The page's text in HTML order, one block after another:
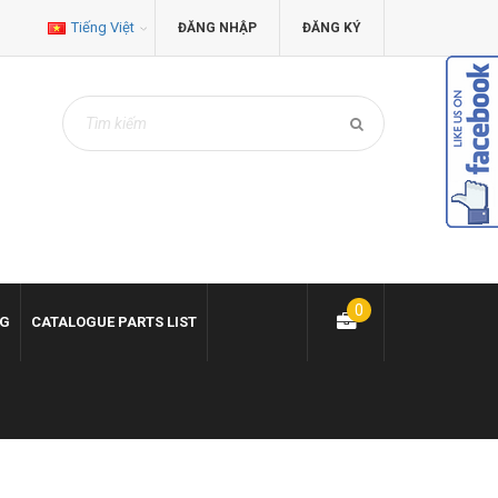
ĐĂNG NHẬP ĐĂNG KÝ
Tiếng Việt
CATALOGUE PARTS LIST
0